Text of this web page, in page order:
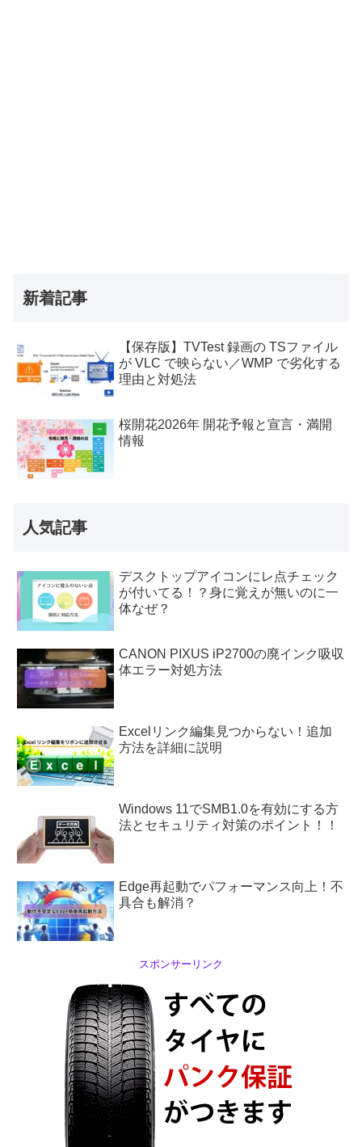
新着記事
【保存版】TVTest 録画の TSファイル
が VLC で映らない／WMP で劣化する
理由と対処法
桜開花2026年 開花予報と宣言・満開
情報
人気記事
デスクトップアイコンにレ点チェック
が付いてる！？身に覚えが無いのに一
体なぜ？
CANON PIXUS iP2700の廃インク吸収
体エラー対処方法
Excelリンク編集見つからない！追加
方法を詳細に説明
Windows 11でSMB1.0を有効にする方
法とセキュリティ対策のポイント！！
Edge再起動でパフォーマンス向上！不
具合も解消？
スポンサーリンク